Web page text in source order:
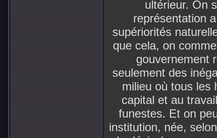
ultérieur. On
représentation
supériorités
que cela, on
gouvernement
seulement des
milieu où tous les
capital et au
funestes. Et on
institution, née,